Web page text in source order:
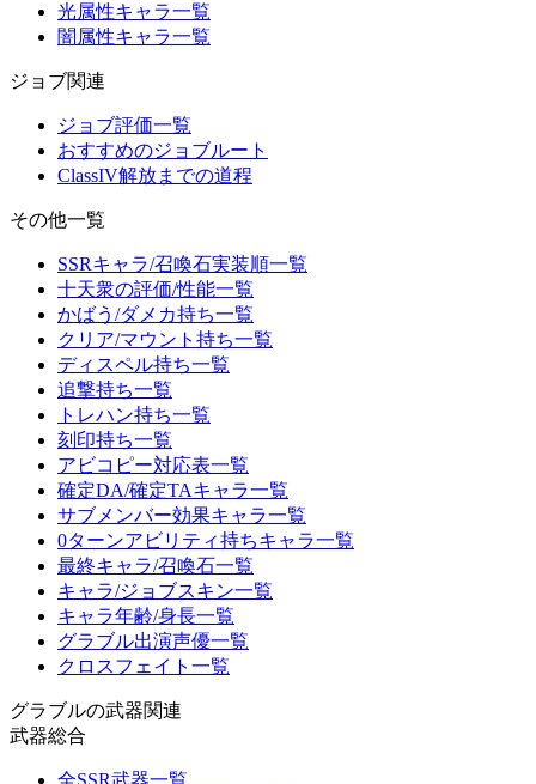
光属性キャラ一覧
闇属性キャラ一覧
ジョブ関連
ジョブ評価一覧
おすすめのジョブルート
ClassIV解放までの道程
その他一覧
SSRキャラ/召喚石実装順一覧
十天衆の評価/性能一覧
かばう/ダメカ持ち一覧
クリア/マウント持ち一覧
ディスペル持ち一覧
追撃持ち一覧
トレハン持ち一覧
刻印持ち一覧
アビコピー対応表一覧
確定DA/確定TAキャラ一覧
サブメンバー効果キャラ一覧
0ターンアビリティ持ちキャラ一覧
最終キャラ/召喚石一覧
キャラ/ジョブスキン一覧
キャラ年齢/身長一覧
グラブル出演声優一覧
クロスフェイト一覧
グラブルの武器関連
武器総合
全SSR武器一覧